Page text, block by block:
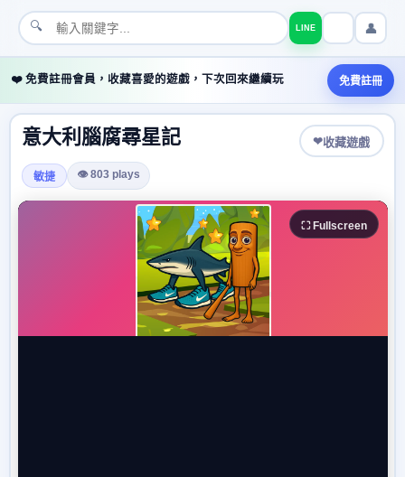
🔍 LINE 👤
❤️ 免費註冊會員，收藏喜愛的遊戲，下次回來繼續玩 免費註冊
意大利腦腐尋星記 ❤收藏遊戲
敏捷 👁 803 plays
⛶ Fullscreen